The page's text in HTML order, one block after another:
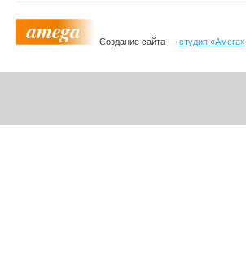
Создание сайта — студия «Амега»